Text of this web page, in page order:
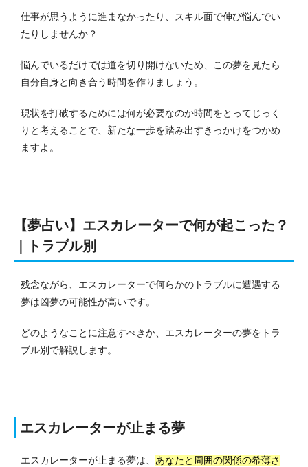
仕事が思うように進まなかったり、スキル面で伸び悩んでい
たりしませんか？
悩んでいるだけでは道を切り開けないため、この夢を見たら
自分自身と向き合う時間を作りましょう。
現状を打破するためには何が必要なのか時間をとってじっく
りと考えることで、新たな一歩を踏み出すきっかけをつかめ
ますよ。
【夢占い】エスカレーターで何が起こった？
｜トラブル別
残念ながら、エスカレーターで何らかのトラブルに遭遇する
夢は凶夢の可能性が高いです。
どのようなことに注意すべきか、エスカレーターの夢をトラ
ブル別で解説します。
エスカレーターが止まる夢
エスカレーターが止まる夢は、 あなたと周囲の関係の希薄さ